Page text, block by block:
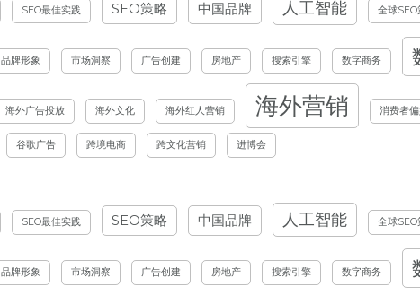
SEO最佳实践 SEO策略 中国品牌 人工智能 全球SEO
品牌形象 市场洞察 广告创建 房地产 搜索引擎 数字商务
海外广告投放 海外文化 海外红人营销 海外营销 消费者
谷歌广告 跨境电商 跨文化营销 进博会
SEO最佳实践 SEO策略 中国品牌 人工智能 全球SEO
品牌形象 市场洞察 广告创建 房地产 搜索引擎 数字商务